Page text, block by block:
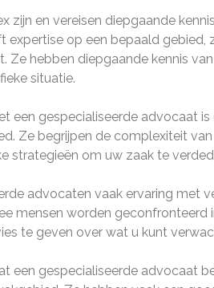
zijn en vereisen diepgaande
expertise op een bepaald gebied,
Ze hebben diepgaande kennis
situatie.
een gespecialiseerde advocaat
Ze begrijpen de complexiteit
strategieën om uw zaak te
advocaten vaak ervaring met
mensen worden geconfronteerd
te geven over wat u kunt
een gespecialiseerde advocaat